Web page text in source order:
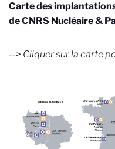
Carte des
de CNRS Nucléaire &
--> Cliquer sur la carte